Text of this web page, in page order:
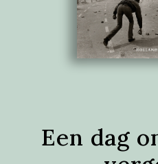
Een dag